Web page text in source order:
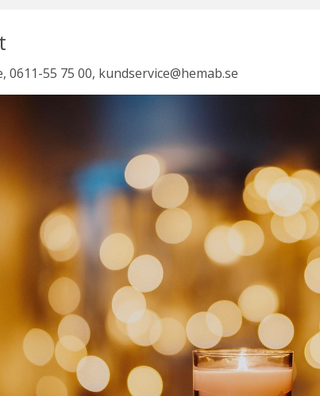
0611-55 75 00, kundservice@hemab.se